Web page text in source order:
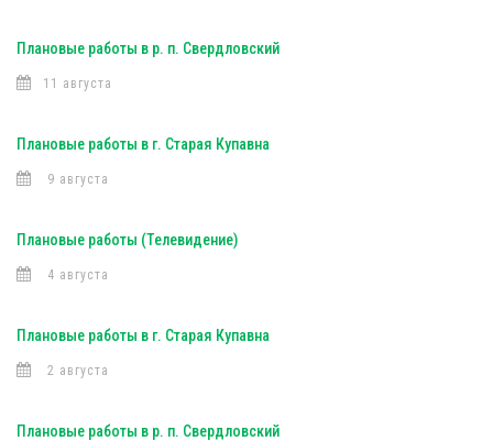
Плановые работы в р. п. Свердловский
11 августа
Плановые работы в г. Старая Купавна
9 августа
Плановые работы (Телевидение)
4 августа
Плановые работы в г. Старая Купавна
2 августа
Плановые работы в р. п. Свердловский